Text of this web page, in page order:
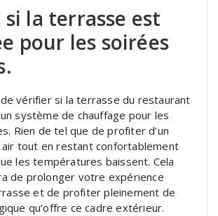
la terrasse est
pour les soirées
vérifier si la terrasse du restaurant
système de chauffage pour les
Rien de tel que de profiter d’un
air tout en restant confortablement
les températures baissent. Cela
de prolonger votre expérience
et de profiter pleinement de
qu’offre ce cadre extérieur.